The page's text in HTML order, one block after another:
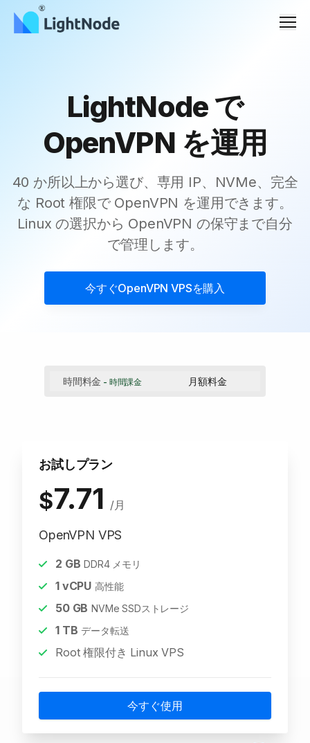
メ
LightNode で
OpenVPN を運用
40 か所以上から選び、専用 IP、NVMe、完全
な Root 権限で OpenVPN を運用できます。
Linux の選択から OpenVPN の保守まで自分
で管理します。
今すぐOpenVPN VPSを購入
時間料金 - 時間課金 月額料金
お試しプラン
$7.71 /月
OpenVPN VPS
2 GB DDR4 メモリ
1vCPU 高性能
50GB NVMe SSDストレージ
1TB データ転送
Root 権限付き Linux VPS
今すぐ使用